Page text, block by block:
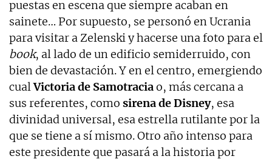
puestas en escena que siempre acaban en
sainete… Por supuesto, se personó en Ucrania
para visitar a Zelenski y hacerse una foto para el
book, al lado de un edificio semiderruido, con
bien de devastación. Y en el centro, emergiendo
cualVictoria de Samotraciao, más cercana a
sus referentes, como sirena de Disney, esa
divinidad universal, esa estrella rutilante por la
que se tiene a sí mismo. Otro año intenso para
este presidente que pasará a la historia por